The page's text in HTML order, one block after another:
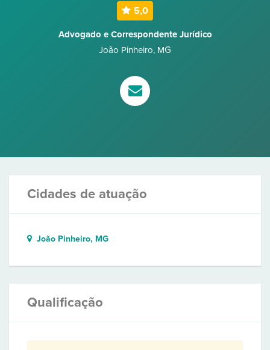
5,0
Advogado e Correspondente Jurídico
João Pinheiro, MG
Cidades de atuação
João Pinheiro, MG
Qualificação